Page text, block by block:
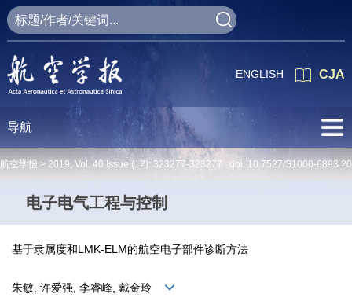
CJA
ENGLISH
导航
航空学报 > 2019, Vol. 40 Issue (12): 323277-323277 doi: 10.7527/S1000-
电子电气工程与控制
基于隶属度和LMK-ELM的航空电子部件诊断方法
朱敏, 许爱强, 李睿峰, 戴金玲